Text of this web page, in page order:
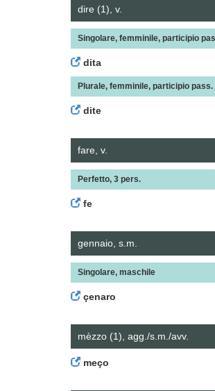
dire (1), v.
Singolare, femminile, participio
dita
Plurale, femminile, participio pass.
dite
fare, v.
Perfetto, 3 pers.
fe
gennaio, s.m.
Singolare, maschile
çenaro
mèzzo (1), agg./s.m./avv.
meço